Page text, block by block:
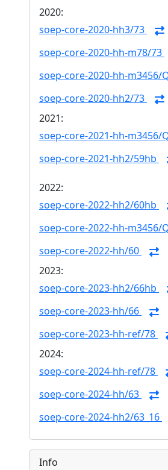
2020:
soep-core-2020-hh3/73
soep-core-2020-hh-m78/73
soep-core-2020-hh-m3456/
soep-core-2020-hh2/73
2021:
soep-core-2021-hh-m3456/
soep-core-2021-hh2/59hb
2022:
soep-core-2022-hh2/60hb
soep-core-2022-hh-m3456/
soep-core-2022-hh/60
2023:
soep-core-2023-hh2/66hb
soep-core-2023-hh/66
soep-core-2023-hh-ref/78
2024:
soep-core-2024-hh-ref/78
soep-core-2024-hh/63
soep-core-2024-hh2/63_16
Info